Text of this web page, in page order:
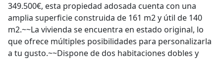
349.500€, esta propiedad adosada cuenta con una
amplia superficie construida de 161 m2 y útil de 140
m2.~~La vivienda se encuentra en estado original, lo
que ofrece múltiples posibilidades para personalizarla
a tu gusto.~~Dispone de dos habitaciones dobles y